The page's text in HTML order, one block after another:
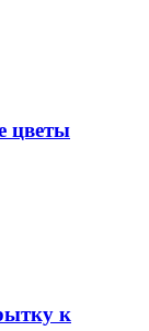
цветы
к